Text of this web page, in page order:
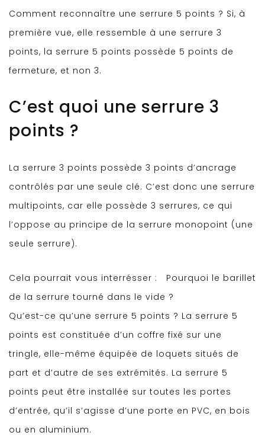
Comment reconnaître une serrure 5 points ? Si, à
première vue, elle ressemble à une serrure 3
points, la serrure 5 points possède 5 points de
fermeture, et non 3.
C’est quoi une serrure 3
points ?
La serrure 3 points possède 3 points d’ancrage
contrôlés par une seule clé. C’est donc une serrure
multipoints, car elle possède 3 serrures, ce qui
l’oppose au principe de la serrure monopoint (une
seule serrure).
Cela pourrait vous interrésser :
Pourquoi le barillet
de la serrure tourné dans le vide ?
Qu’est-ce qu’une serrure 5 points ? La serrure 5
points est constituée d’un coffre fixé sur une
tringle, elle-même équipée de loquets situés de
part et d’autre de ses extrémités. La serrure 5
points peut être installée sur toutes les portes
d’entrée, qu’il s’agisse d’une porte en PVC, en bois
ou en aluminium.